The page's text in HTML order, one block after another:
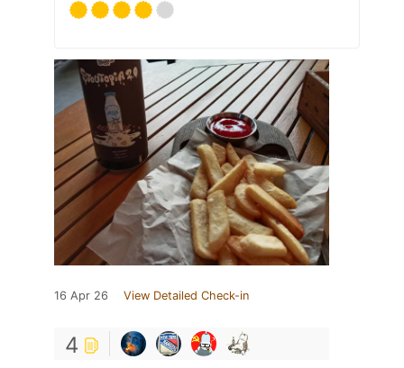
16 Apr 26 View Detailed Check-in
4